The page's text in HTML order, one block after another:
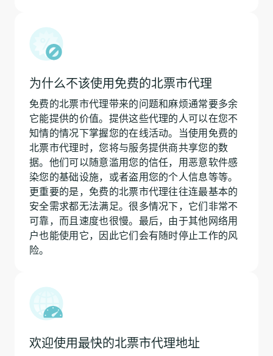
为什么不该使用免费的北票市代理
免费的北票市代理带来的问题和麻烦通常要多余
它能提供的价值。提供这些代理的人可以在您不
知情的情况下掌握您的在线活动。当使用免费的
北票市代理时，您将与服务提供商共享您的数
据。他们可以随意滥用您的信任，用恶意软件感
染您的基础设施，或者盗用您的个人信息等等。
更重要的是，免费的北票市代理往往连最基本的
安全需求都无法满足。很多情况下，它们非常不
可靠，而且速度也很慢。最后，由于其他网络用
户也能使用它，因此它们会有随时停止工作的风
险。
欢迎使用最快的北票市代理地址